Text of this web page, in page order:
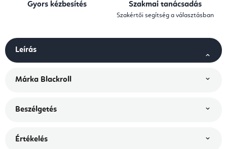
Gyors kézbesítés Szakmai tanácsadás
Szakértői segítség a választásban
Leírás
Márka Blackroll
Beszélgetés
Értékelés